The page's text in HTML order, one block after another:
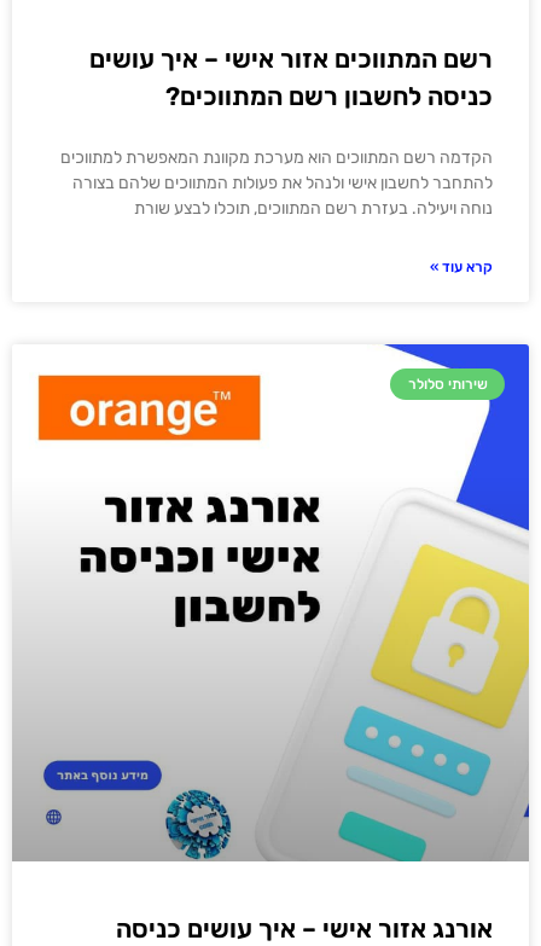
רשם המתווכים אזור אישי – איך עושים
כניסה לחשבון רשם המתווכים?
הקדמה רשם המתווכים הוא מערכת מקוונת המאפשרת למתווכים
להתחבר לחשבון אישי ולנהל את פעולות המתווכים שלהם בצורה
נוחה ויעילה. בעזרת רשם המתווכים, תוכלו לבצע שורת
קרא עוד »
שירותי סלולר
אורנג אזור אישי – איך עושים כניסה